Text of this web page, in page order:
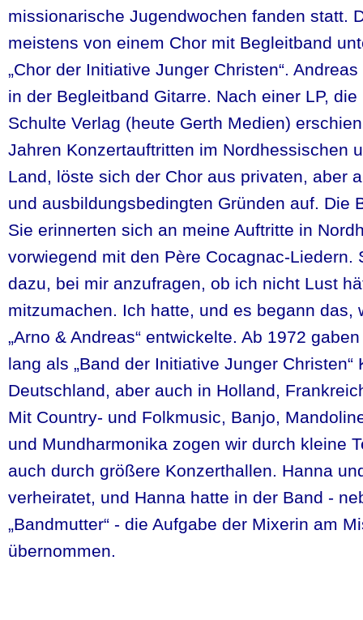
missionarische Jugendwochen fanden statt.
meistens von einem Chor mit Begleitband
„Chor der Initiative Junger Christen“.
in der Begleitband Gitarre. Nach einer LP,
Schulte Verlag (heute Gerth Medien)
Jahren Konzertauftritten im Nordhessischen
Land, löste sich der Chor aus privaten, aber
und ausbildungsbedingten Gründen auf. Die
Sie erinnerten sich an meine Auftritte in
vorwiegend mit den Père Cocagnac-Liedern.
dazu, bei mir anzufragen, ob ich nicht Lust
mitzumachen. Ich hatte, und es begann das,
„Arno & Andreas“ entwickelte. Ab 1972
lang als „Band der Initiative Junger Christen“
Deutschland, aber auch in Holland,
Mit Country- und Folkmusic, Banjo,
und Mundharmonika zogen wir durch kleine
auch durch größere Konzerthallen. Hanna
verheiratet, und Hanna hatte in der Band -
„Bandmutter“ - die Aufgabe der Mixerin am
übernommen.